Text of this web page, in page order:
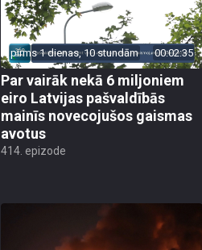
pirms 1 dienas, 10 stundām 00:02:35
Par vairāk nekā 6 miljoniem
eiro Latvijas pašvaldībās
mainīs novecojušos gaismas
avotus
414. epizode